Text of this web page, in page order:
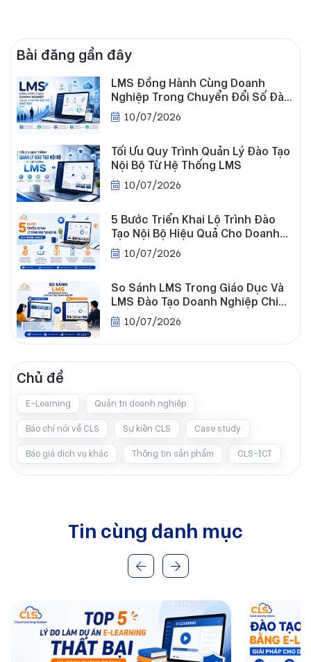
Bài đăng gần đây
LMS Đồng Hành Cùng Doanh
Nghiệp Trong Chuyển Đổi Số Đào
Tạo10/07/2026
Tối Ưu Quy Trình Quản Lý Đào Tạo
Nội Bộ Từ Hệ Thống LMS
10/07/2026
5 Bước Triển Khai Lộ Trình Đào
Tạo Nội Bộ Hiệu Quả Cho Doanh
Nghiệp
10/07/2026
So Sánh LMS Trong Giáo Dục Và
LMS Đào Tạo Doanh Nghiệp Chi
Tiết10/07/2026
Chủ đề
E-Learning Quản trị doanh nghiệp
Báo chí nói về CLS Sự kiện CLS Case study
Báo giá dịch vụ khác Thông tin sản phẩm CLS-ICT
Tin cùng danh mục